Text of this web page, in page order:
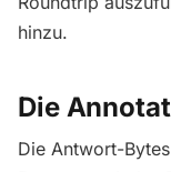
hinzu.
Die
Die Antwort-